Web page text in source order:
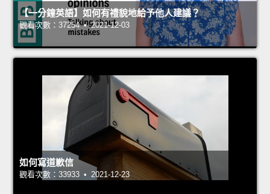
【一分鐘英語】如何有禮貌地給予他人建議？
觀看次數：37254 • 2021-12-03
如何寫道歉信
觀看次數：33933 • 2021-12-23